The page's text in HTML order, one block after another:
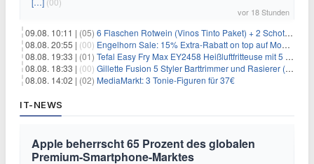
vor 18 Stunden
09.08. 10:11 | (05) 6 Flaschen Rotwein (Vinos Tinto Paket) + 2 Schott Zwiesel Gläser für 25,99€ inkl. Versand
08.08. 20:55 | (00) Engelhorn Sale: 15% Extra-Rabatt on top auf Mode- und Sport-Artikel
08.08. 19:33 | (01) Tefal Easy Fry Max EY2458 Heißluftfritteuse mit 5 Litern für 64,99€
08.08. 18:33 | (00) Gillette Fusion 5 Styler Barttrimmer und Rasierer (All in One) für 16€
08.08. 14:02 | (02) MediaMarkt: 3 Tonie-Figuren für 37€
IT-NEWS
Apple beherrscht 65 Prozent des globalen
Premium-Smartphone-Marktes